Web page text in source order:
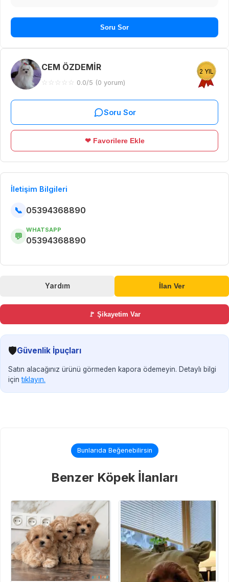
Soru Sor
CEM ÖZDEMİR
☆ ☆ ☆ ☆ ☆ 0.0/5 (0 yorum)
2 YIL
Soru Sor
❤ Favorilere Ekle
İletişim Bilgileri
📞 05394368890
💬
WHATSAPP
05394368890
Yardım İlan Ver
🚩 Şikayetim Var
🛡️Güvenlik İpuçları
Satın alacağınız ürünü görmeden kapora ödemeyin. Detaylı bilgi
içintıklayın.
Bunlarıda Beğenebilirsin
Benzer Köpek İlanları